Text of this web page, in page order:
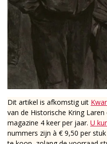
Dit artikel is afkomstig uit
van de Historische Kring
magazine 4 keer per jaar. U
nummers zijn à € 9,50 per